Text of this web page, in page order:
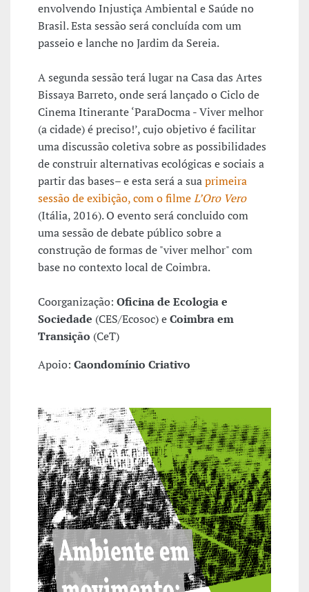
envolvendo Injustiça Ambiental e Saúde no
Brasil. Esta sessão será concluída com um
passeio e lanche no Jardim da Sereia.
A segunda sessão terá lugar na Casa das Artes
Bissaya Barreto, onde será lançado o Ciclo de
Cinema Itinerante ‘ParaDocma - Viver melhor
(a cidade) é preciso!’, cujo objetivo é facilitar
uma discussão coletiva sobre as possibilidades
de construir alternativas ecológicas e sociais a
partir das bases– e esta será a suaprimeira
sessão de exibição, com o filmeL’Oro Vero
(Itália, 2016). O evento será concluido com
uma sessão de debate público sobre a
construção de formas de "viver melhor" com
base no contexto local de Coimbra.
Coorganização: Oficina de Ecologia e
Sociedade (CES/Ecosoc) eCoimbra em
Transição (CeT)
Apoio: Caondomínio Criativo